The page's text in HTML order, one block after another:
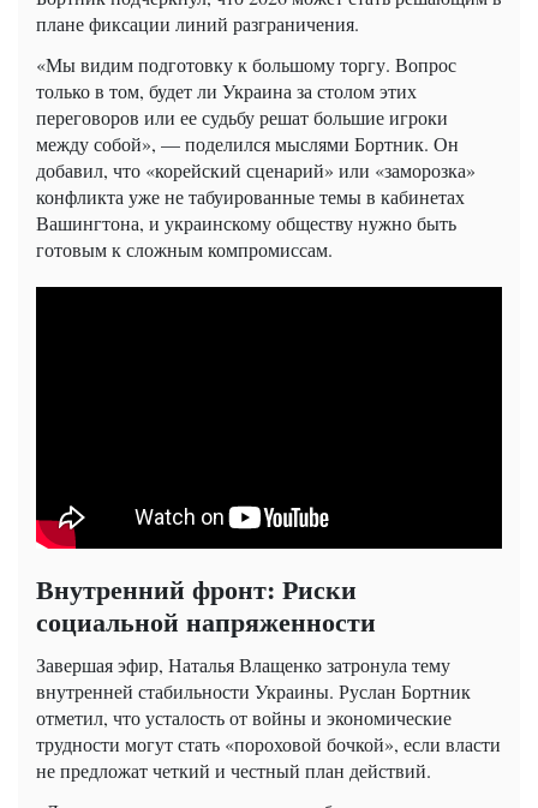
плане фиксации линий разграничения.
«Мы видим подготовку к большому торгу. Вопрос
только в том, будет ли Украина за столом этих
переговоров или ее судьбу решат большие игроки
между собой», — поделился мыслями Бортник. Он
добавил, что «корейский сценарий» или «заморозка»
конфликта уже не табуированные темы в кабинетах
Вашингтона, и украинскому обществу нужно быть
готовым к сложным компромиссам.
Внутренний фронт: Риски
социальной напряженности
Завершая эфир, Наталья Влащенко затронула тему
внутренней стабильности Украины. Руслан Бортник
отметил, что усталость от войны и экономические
трудности могут стать «пороховой бочкой», если власти
не предложат четкий и честный план действий.